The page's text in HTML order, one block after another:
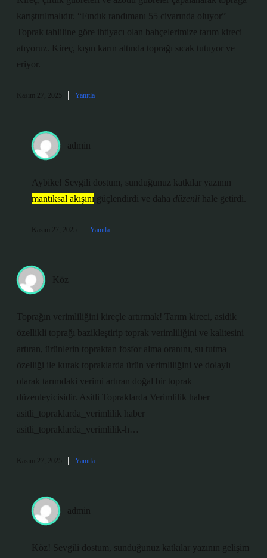
karıştırılmalıdır. “Fındık randımanı 55 civarında oluyor”
Toprak tahliline göre ihtiyacı olan bahçelerimize tarım kireci
atıyoruz. Kireç, kışın karın altında toprağı sıcak tutuyor ve
eriyor.
Kasım 27, 2025 Yanıtla
admin
Aybike! Sevgili dostum, sunduğunuz katkılar yazının
mantıksal akışını güçlendirdi ve daha düzenli hale getirdi.
Kasım 27, 2025 Yanıtla
Köz
Toprağın verimliliğini kireçle artırmak! Tarım kireci, asidik
özellikli toprağı bazikleştirip toprak verimliliğini ve kalitesini
artıran, ürünlerin topraktan fosfor alma oranını, su tutma
özelliği ile kurak topraklarda ürün verimliliğini ve dolaylı
olarak tarımdaki verimi artıran doğal bir toprak
düzenleyicisidir. Asitli Topraklarda Verimlilik haber
asitli_topraklarda_verimlilik haber
asitli_topraklarda_verimlilik-h…
Kasım 27, 2025 Yanıtla
admin
Köz! Sevgili dostum, sunduğunuz katkılar yazının gelişim